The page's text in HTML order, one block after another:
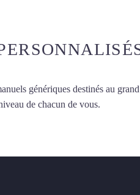
génériques destinés au
de chacun de vous.